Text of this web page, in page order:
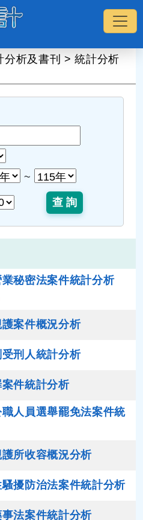
分析及書刊 >統計分析
~
秘密法案件統計分析
護案件概況分析
刑人統計分析
件統計分析
人員選舉罷免法案件統
護所收容概況分析
擾防治法案件統計分析
法案件統計分析